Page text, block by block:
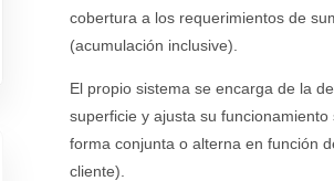
cobertura a los requerimientos de
(acumulación inclusive).
El propio sistema se encarga de la
superficie y ajusta su
forma conjunta o alterna en función
cliente).